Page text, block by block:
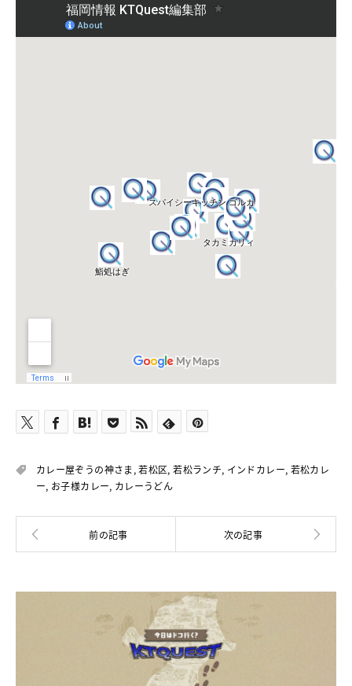
カレー屋ぞうの神さま ,若松区,若松ランチ, インドカレー, 若松カレ
ー, お子様カレー, カレーうどん